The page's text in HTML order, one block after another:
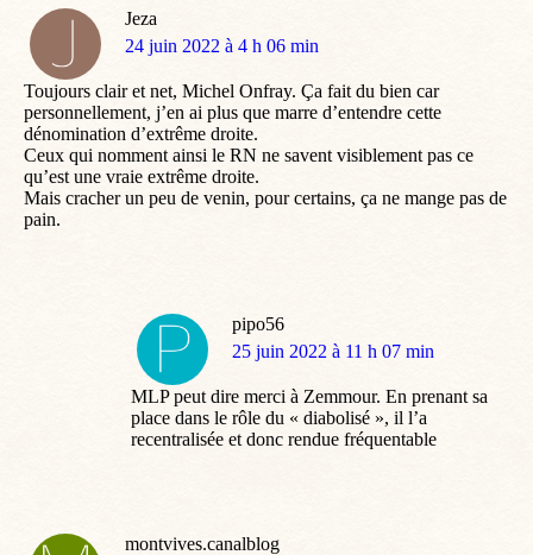
Jeza
dit
24 juin 2022 à 4 h 06 min
Toujours clair et net, Michel Onfray. Ça fait du bien car
personnellement, j’en ai plus que marre d’entendre cette
dénomination d’extrême droite.
Ceux qui nomment ainsi le RN ne savent visiblement pas ce
qu’est une vraie extrême droite.
Mais cracher un peu de venin, pour certains, ça ne mange pas de
pain.
pipo56
dit
25 juin 2022 à 11 h 07 min
MLP peut dire merci à Zemmour. En prenant sa
place dans le rôle du « diabolisé », il l’a
recentralisée et donc rendue fréquentable
montvives.canalblog